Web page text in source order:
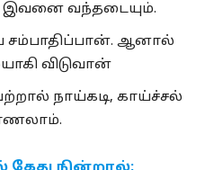
இவனை வந்தடையும்.
ஆனால்
விடுவான்
நாய்கடி, காய்ச்சல்